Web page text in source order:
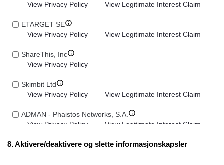
View Privacy Policy
View Legitimate Interest Claim
ETARGET SE
View Privacy Policy
View Legitimate Interest Claim
ShareThis, Inc
View Privacy Policy
Skimbit Ltd
View Privacy Policy
View Legitimate Interest Claim
ADMAN - Phaistos Networks, S.A.
View Privacy Policy
View Legitimate Interest Claim
Confiant Inc.
8. Aktivere/deaktivere og slette informasjonskapsler